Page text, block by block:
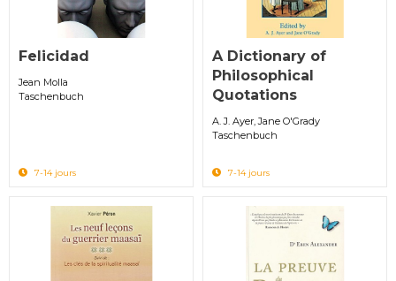
Felicidad
Jean Molla
Taschenbuch
7-14 jours
A Dictionary of
Philosophical
Quotations
A. J. Ayer, Jane O'Grady
Taschenbuch
7-14 jours